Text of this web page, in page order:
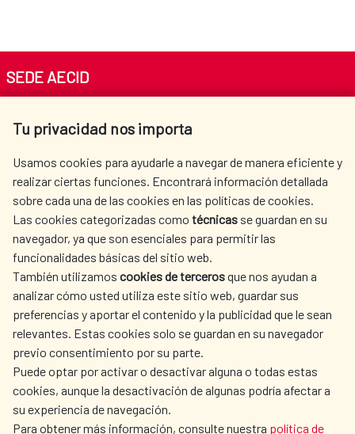
Tu privacidad nos importa
Usamos cookies para ayudarle a navegar de manera eficiente y
realizar ciertas funciones. Encontrará información detallada
sobre cada una de las cookies en las políticas de cookies.
Las cookies categorizadas como técnicas se guardan en su
navegador, ya que son esenciales para permitir las
funcionalidades básicas del sitio web.
También utilizamos cookies de tercerosque nos ayudan a
analizar cómo usted utiliza este sitio web, guardar sus
preferencias y aportar el contenido y la publicidad que le sean
relevantes. Estas cookies solo se guardan en su navegador
previo consentimiento por su parte.
Puede optar por activar o desactivar alguna o todas estas
cookies, aunque la desactivación de algunas podría afectar a
su experiencia de navegación.
Para obtener más información, consulte nuestra política de
SEDE AECID
Tel. +34 900 20 30 54​​​​​​​
AECID
WHERE DO WE COOPERATE?
SPANISH HUMANITARIAN
ACTION
PRESS ROOM
CULTURE AND SCIENCE LIBRARY
OUR SOCIAL MEDIA